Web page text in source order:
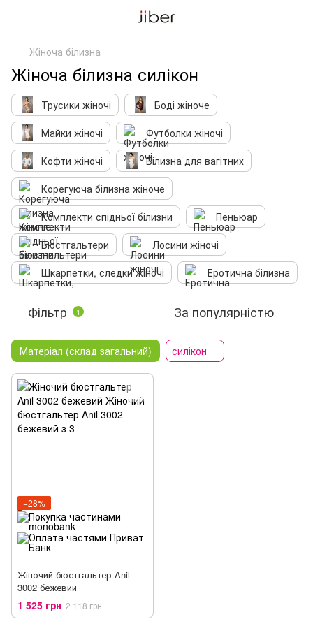
Жіноча білизна
Жіноча білизна силікон
Трусики жіночі
Боді жіноче
Майки жіночі
Футболки жіночі
Кофти жіночі
Білизна для вагітних
Корегуюча білизна жіноче
Комплекти спідньої білизни
Пеньюар
Бюстгальтери
Лосини жіночі
Шкарпетки, следки жіночі
Еротична білизна
Фільтр 1 За популярністю
Матеріал (склад загальний) силікон
−28%
Жіночий бюстгальтер Anil
3002 бежевий
1 525 грн 2 118 грн